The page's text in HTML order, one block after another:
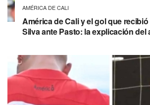
AMÉRICA DE CALI
América de Cali y el gol que
Silva ante Pasto: la explicación del